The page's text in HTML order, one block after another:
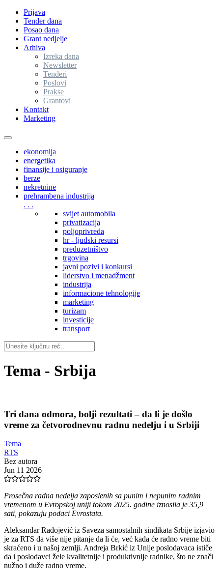
Prijava
Tender dana
Posao dana
Grant nedjelje
Arhiva
Izreka dana
Newsletter
Tenderi
Poslovi
Prakse
Grantovi
Kontakt
Marketing
Toggle
navigationekonomija
energetika
finansije i osiguranje
berze
nekretnine
prehrambena industrija
. . .
svijet automobila
privatizacija
poljoprivreda
hr - ljudski resursi
preduzetništvo
trgovina
javni pozivi i konkursi
liderstvo i menadžment
industrija
informacione tehnologije
marketing
turizam
investicije
transport
Tema - Srbija
Tri dana odmora, bolji rezultati – da li je došlo
vreme za četvorodnevnu radnu nedelju i u Srbiji
Tema
RTS
Bez autora
Jun 11 2026
Prosečna radna nedelja zaposlenih sa punim i nepunim radnim
vremenom u Evropskoj uniji tokom 2025. godine iznosila je 35,9
sati, pokazuju podaci Evrostata.
Aleksandar Radojević iz Saveza samostalnih sindikata Srbije izjavio
je za RTS da više nije pitanje da li će, već kada će radno vreme biti
skraćeno i u našoj zemlji. Andreja Brkić iz Unije poslodavaca ističe
da i poslodavci žele kvalitetnije i produktivnije radnike, što ne znači
nužno i duže radno vreme.